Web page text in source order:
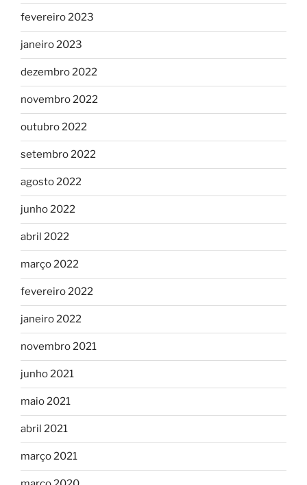
fevereiro 2023
janeiro 2023
dezembro 2022
novembro 2022
outubro 2022
setembro 2022
agosto 2022
junho 2022
abril 2022
março 2022
fevereiro 2022
janeiro 2022
novembro 2021
junho 2021
maio 2021
abril 2021
março 2021